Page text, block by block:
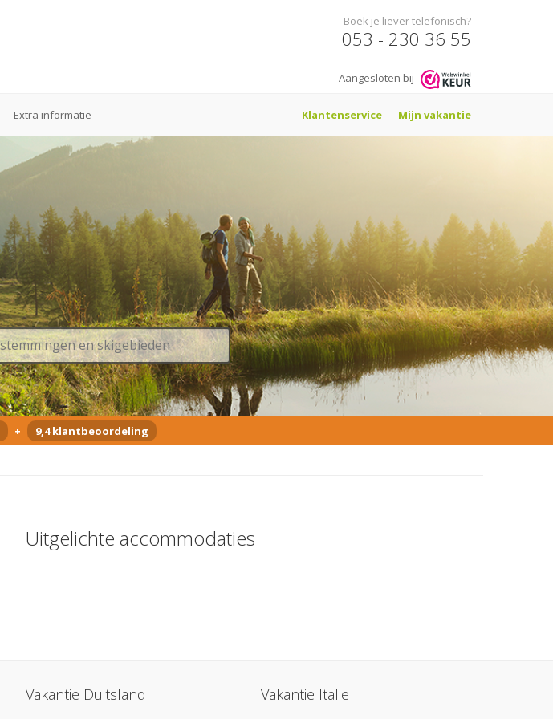
Boek je liever telefonisch?
053 - 230 36 55
Aangesloten bij
Extra informatie Klantenservice Mijn vakantie
+ 9,4 klantbeoordeling
Uitgelichte accommodaties
Vakantie Duitsland Vakantie Italie